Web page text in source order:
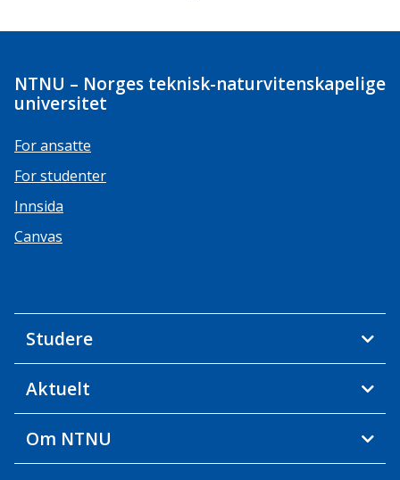
NTNU – Norges teknisk-naturvitenskapelige
universitet
For ansatte
For studenter
Innsida
Canvas
Studere
Aktuelt
Om NTNU